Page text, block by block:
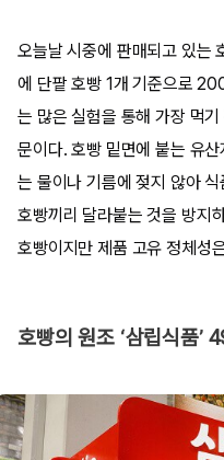
오늘날 시중에 판매되고 있는
에 단팥 호빵 1개 기준으로
는 많은 실험을 통해 가장 먹
문이다. 호빵 밑면에 붙는 유
는 물이나 기름에 젖지 않아
호빵끼리 달라붙는 것을 방지
호빵이지만 제품 고유 정체성
호빵의 원조 ‘삼립식품’